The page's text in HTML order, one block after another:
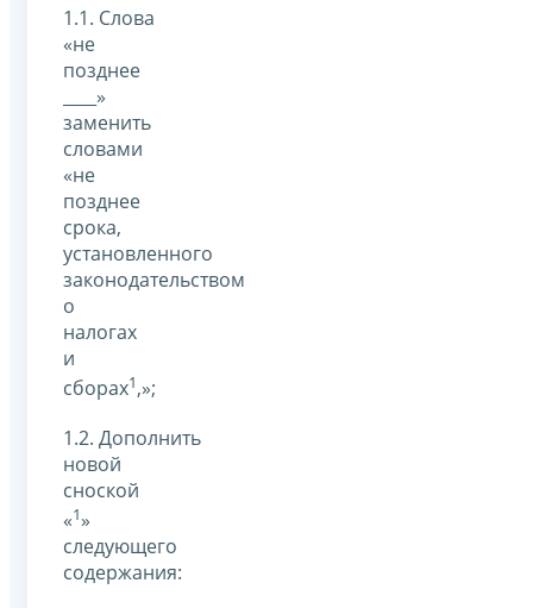
1.1. Слова
«не
позднее
____»
заменить
словами
«не
позднее
срока,
установленного
законодательством
о
налогах
и
сборах1,»;
1.2. Дополнить
новой
сноской
«1»
следующего
содержания: